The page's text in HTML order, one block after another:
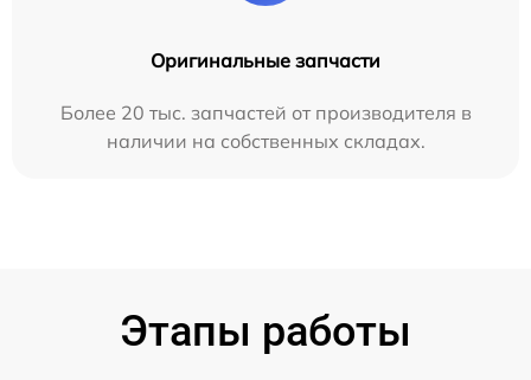
Оригинальные запчасти
Более 20 тыс. запчастей от производителя в
наличии на собственных складах.
Этапы работы